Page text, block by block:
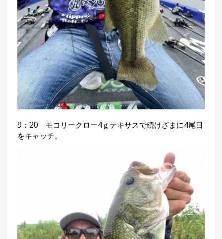
9：20 モコリークロー4ｇテキサスで続けざまに4尾目
をキャッチ。